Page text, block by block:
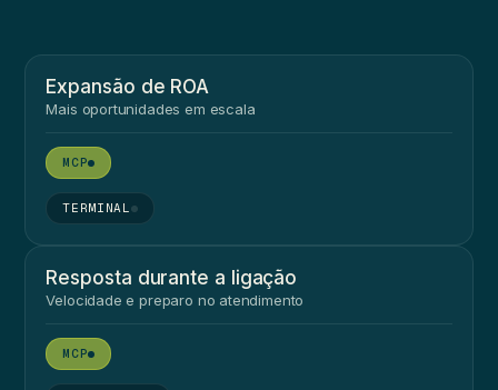
Expansão de ROA
Mais oportunidades em escala
●
●
Resposta durante a ligação
Velocidade e preparo no atendimento
●